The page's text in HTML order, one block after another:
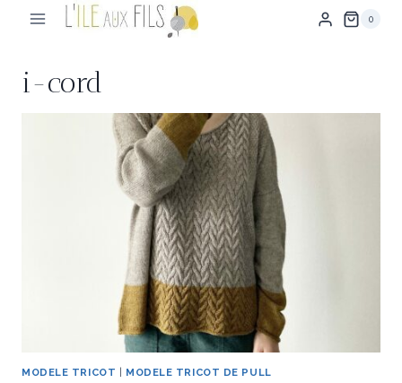
0
i-cord
MODELE TRICOT MODELE TRICOT DE PULL